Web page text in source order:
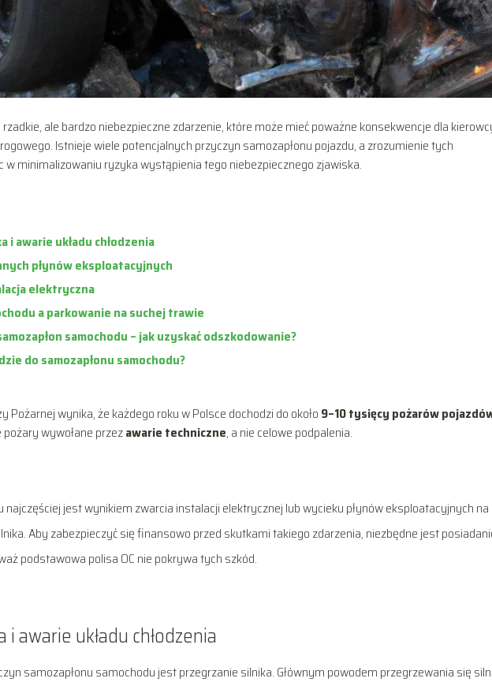
ale bardzo niebezpieczne zdarzenie, które może mieć poważne konsekwencje dla
Istnieje wiele potencjalnych przyczyn samozapłonu pojazdu, a zrozumienie tych
minimalizowaniu ryzyka wystąpienia tego niebezpiecznego zjawiska.
i awarie układu chłodzenia
płynów eksploatacyjnych
elektryczna
a parkowanie na suchej trawie
samochodu – jak uzyskać odszkodowanie?
do samozapłonu samochodu?
Pożarnej wynika, że każdego roku w Polsce dochodzi do około 9–10 tysięcy pożarów
pożary wywołane przezawarie techniczne, a nie celowe podpalenia.
najczęściej jest wynikiem zwarcia instalacji elektrycznej lub wycieku płynów eksploatacyjnych na
Aby zabezpieczyć się finansowo przed skutkami takiego zdarzenia, niezbędne jest
podstawowa polisa OC nie pokrywa tych szkód.
awarie układu chłodzenia
samozapłonu samochodu jest przegrzanie silnika. Głównym powodem przegrzewania się